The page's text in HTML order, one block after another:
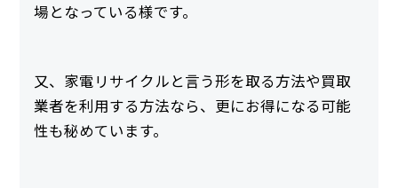
場となっている様です。
又、家電リサイクルと言う形を取る方法や買取
業者を利用する方法なら、更にお得になる可能
性も秘めています。